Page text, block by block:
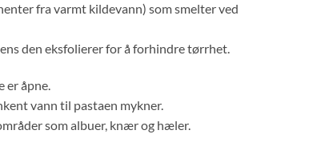
fra varmt kildevann) som smelter ved
den eksfolierer for å forhindre tørrhet.
er åpne.
vann til pastaen mykner.
som albuer, knær og hæler.